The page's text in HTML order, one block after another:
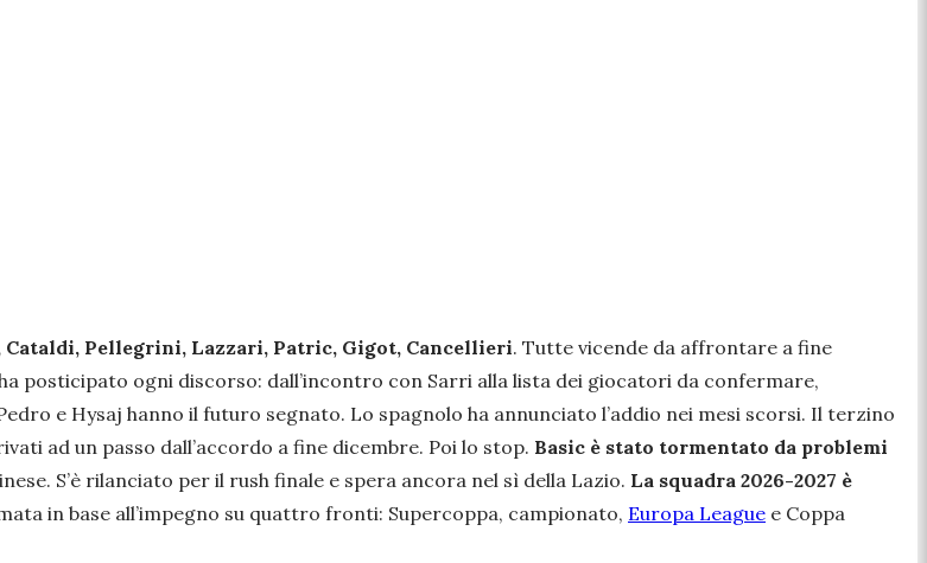
Cataldi, Pellegrini, Lazzari, Patric, Gigot, Cancellieri. Tutte vicende da affrontare a fine
posticipato ogni discorso: dall’incontro con Sarri alla lista dei giocatori da confermare,
e Hysaj hanno il futuro segnato. Lo spagnolo ha annunciato l’addio nei mesi scorsi. Il terzino
ad un passo dall’accordo a fine dicembre. Poi lo stop. Basic è stato tormentato da problemi
S’è rilanciato per il rush finale e spera ancora nel sì della Lazio. La squadra 2026-2027 è
in base all’impegno su quattro fronti: Supercoppa, campionato, Europa League e Coppa